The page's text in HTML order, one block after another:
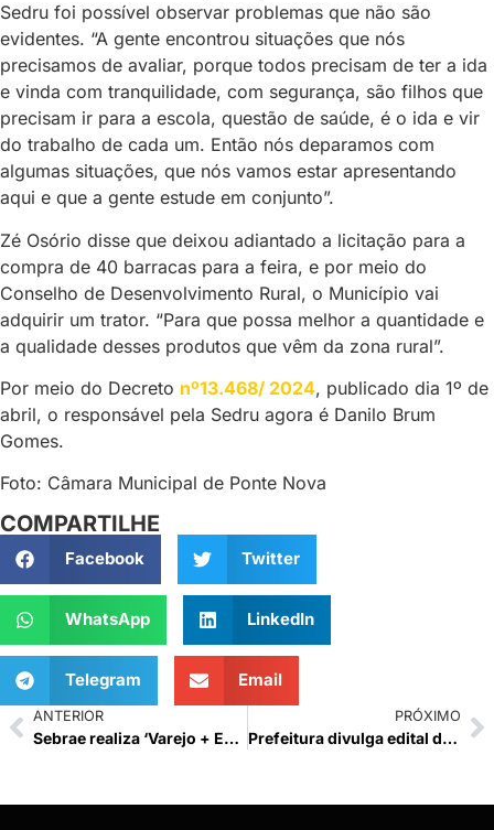
Sedru foi possível observar problemas que não são
evidentes. “A gente encontrou situações que nós
precisamos de avaliar, porque todos precisam de ter a ida
e vinda com tranquilidade, com segurança, são filhos que
precisam ir para a escola, questão de saúde, é o ida e vir
do trabalho de cada um. Então nós deparamos com
algumas situações, que nós vamos estar apresentando
aqui e que a gente estude em conjunto”.
Zé Osório disse que deixou adiantado a licitação para a
compra de 40 barracas para a feira, e por meio do
Conselho de Desenvolvimento Rural, o Município vai
adquirir um trator. “Para que possa melhor a quantidade e
a qualidade desses produtos que vêm da zona rural”.
Por meio do Decreto nº13.468/ 2024, publicado dia 1º de
abril, o responsável pela Sedru agora é Danilo Brum
Gomes.
Foto: Câmara Municipal de Ponte Nova
COMPARTILHE
Facebook Twitter
WhatsApp LinkedIn
Telegram Email
ANTERIOR
Sebrae realiza ‘Varejo + Experience’ em Ubá
PRÓXIMO
Prefeitura divulga edital da Lei Aldir Blanc